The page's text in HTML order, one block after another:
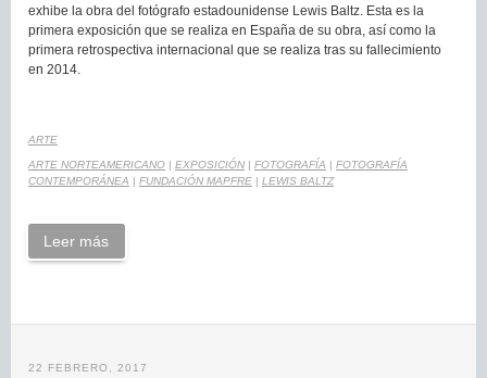
exhibe la obra del fotógrafo estadounidense Lewis Baltz. Esta es la
primera exposición que se realiza en España de su obra, así como la
primera retrospectiva internacional que se realiza tras su fallecimiento
en 2014.
ARTE
ARTE NORTEAMERICANO | EXPOSICIÓN | FOTOGRAFÍA | FOTOGRAFÍA
CONTEMPORÁNEA | FUNDACIÓN MAPFRE | LEWIS BALTZ
Leer más
22 FEBRERO, 2017